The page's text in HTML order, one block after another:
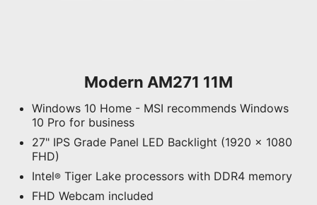
Modern AM271 11M
Windows 10 Home - MSI recommends Windows
10 Pro for business
27" IPS Grade Panel LED Backlight (1920 x 1080
FHD)
Intel® Tiger Lake processors with DDR4 memory
FHD Webcam included